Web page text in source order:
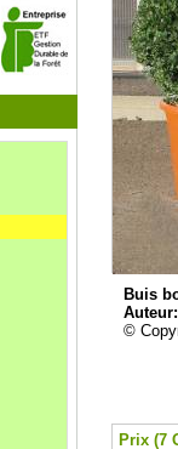
Buis
Auteur:
©
Prix (7